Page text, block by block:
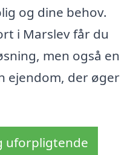
og dine behov.
i Marslev får du
men også en
ejendom, der øger
uforpligtende